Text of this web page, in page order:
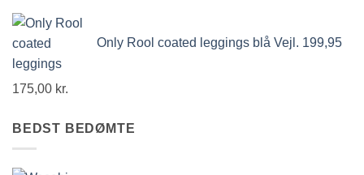
Only Rool coated leggings blå Vejl. 199,95
175,00 kr.
BEDST BEDØMTE